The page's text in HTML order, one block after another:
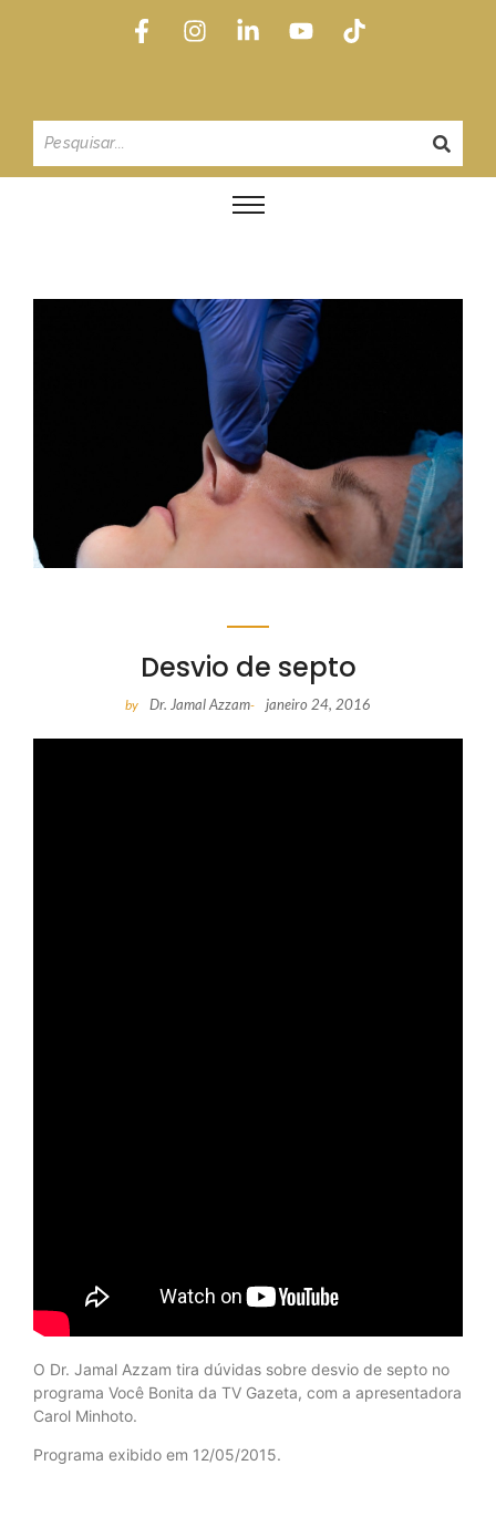
Desvio de septo
by Dr. Jamal Azzam- janeiro 24, 2016
O Dr. Jamal Azzam tira dúvidas sobre desvio de septo no
programa Você Bonita da TV Gazeta, com a apresentadora
Carol Minhoto.
Programa exibido em 12/05/2015.